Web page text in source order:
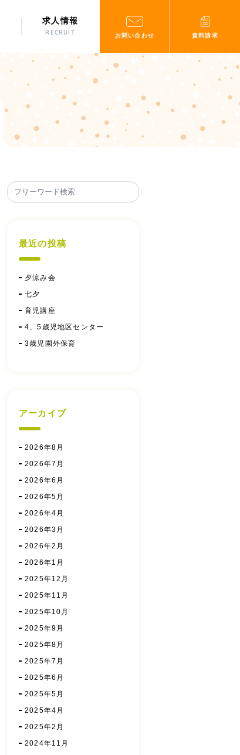
求人情報
RECRUIT お問い合わせ 資料請求
最近の投稿
夕涼み会
七夕
育児講座
4、5歳児地区センター
3歳児園外保育
アーカイブ
2026年8月
2026年7月
2026年6月
2026年5月
2026年4月
2026年3月
2026年2月
2026年1月
2025年12月
2025年11月
2025年10月
2025年9月
2025年8月
2025年7月
2025年6月
2025年5月
2025年4月
2025年2月
2024年11月